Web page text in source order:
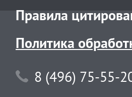
Правила
Политика
8 (496) 75-55-